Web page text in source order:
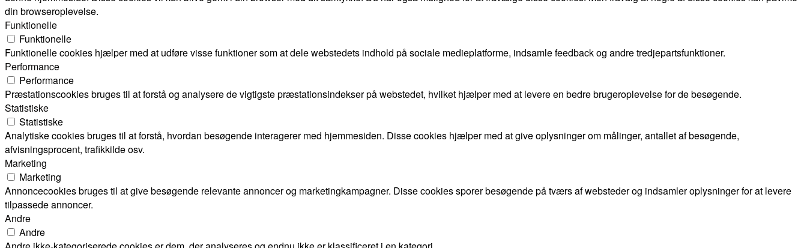
din browseroplevelse.
Funktionelle
Funktionelle
Funktionelle cookies hjælper med at udføre visse funktioner som at dele webstedets indhold på sociale medieplatforme, indsamle feedback og andre tredjepartsfunktioner.
Performance
Performance
Præstationscookies bruges til at forstå og analysere de vigtigste præstationsindekser på webstedet, hvilket hjælper med at levere en bedre brugeroplevelse for de besøgende.
Statistiske
Statistiske
Analytiske cookies bruges til at forstå, hvordan besøgende interagerer med hjemmesiden. Disse cookies hjælper med at give oplysninger om målinger, antallet af besøgende,
afvisningsprocent, trafikkilde osv.
Marketing
Marketing
Annoncecookies bruges til at give besøgende relevante annoncer og marketingkampagner. Disse cookies sporer besøgende på tværs af websteder og indsamler oplysninger for at levere
tilpassede annoncer.
Andre
Andre